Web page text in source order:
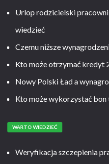
Urlop rodzicielski
wiedzieć
Czemu niższe
Kto może otrzymać kredyt
Nowy Polski Ład a
Kto może wykorzystać
WARTO WIEDZIEĆ
Weryfikacja szczepienia